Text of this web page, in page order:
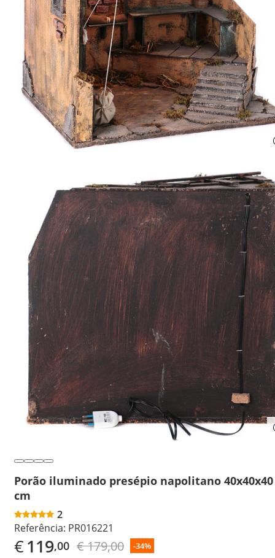
Porão iluminado presépio napolitano 40x40x40
cm
2
Referência: PR016221
€119,00 € 179,00 -34%